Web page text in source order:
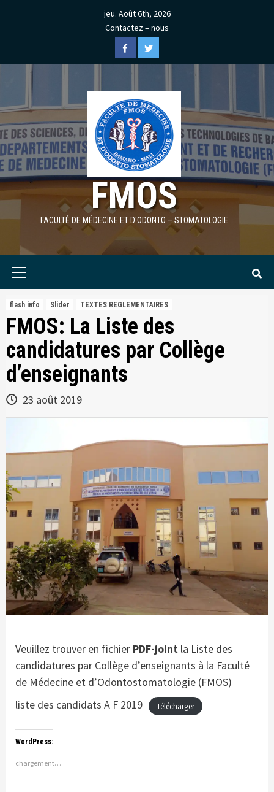
jeu. Août 6th, 2026
Contactez – nous
FacebookTwitter
FMOS
FACULTÉ DE MÉDECINE ET D'ODONTO – STOMATOLOGIE
flash info Slider TEXTES REGLEMENTAIRES
FMOS: La Liste des
candidatures par Collège
d’enseignants
23 août 2019
Veuillez trouver en fichier PDF-joint la Liste des
candidatures par Collège d’enseignants à la Faculté
de Médecine et d’Odontostomatologie (FMOS)
liste des candidats A F 2019
Télécharger
WordPress:
chargement…